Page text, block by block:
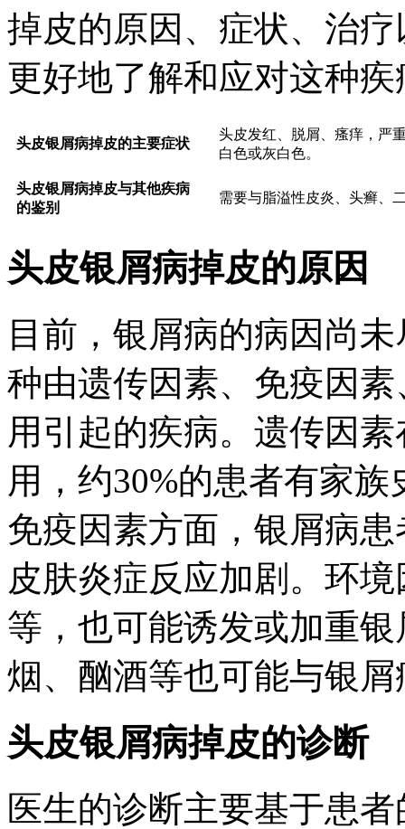
掉皮的原因、症状、治
更好地了解和应对这种疾
头皮银屑病掉皮的主要症状
头皮发红、脱屑、瘙痒，严
白色或灰白色。
头皮银屑病掉皮与其他疾病
的鉴别
需要与脂溢性皮炎、头癣、
头皮银屑病掉皮的原因
目前，银屑病的病因尚
种由遗传因素、免疫因
用引起的疾病。遗传因
用，约30%的患者有家
免疫因素方面，银屑病
皮肤炎症反应加剧。环
等，也可能诱发或加重
烟、酗酒等也可能与银
头皮银屑病掉皮的诊断
医生的诊断主要基于患